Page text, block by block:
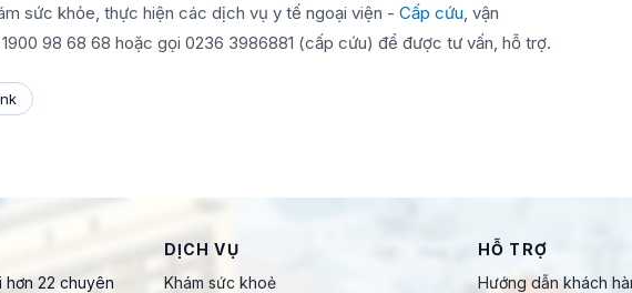
sức khỏe, thực hiện các dịch vụ y tế ngoại viện - Cấp cứu, vận
98 68 68 hoặc gọi 0236 3986881 (cấp cứu) để được tư vấn, hỗ trợ.
hơn 22 chuyên
DỊCH VỤ
Khám sức khoẻ
HỖ TRỢ
Hướng dẫn khách